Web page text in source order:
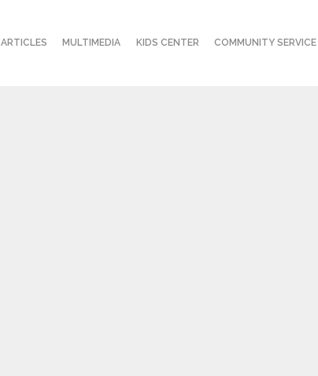
ARTICLES MULTIMEDIA KIDS CENTER COMMUNITY SERVICE